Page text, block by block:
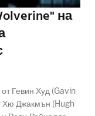
на
Гевин Худ (Gavin
Хю Джакмън (Hugh